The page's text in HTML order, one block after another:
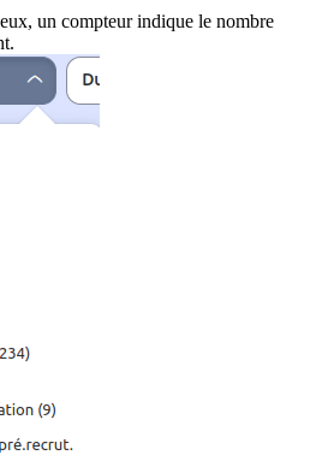
un compteur indique le nombre